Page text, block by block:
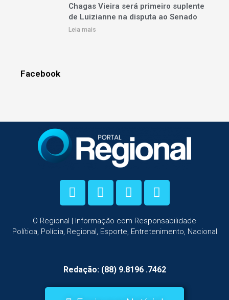
Chagas Vieira será primeiro suplente
de Luizianne na disputa ao Senado
Leia mais
Facebook
O Regional | Informação com Responsabilidade
Política, Polícia, Regional, Esporte, Entretenimento, Nacional
Redação: (88) 9.8196 .7462